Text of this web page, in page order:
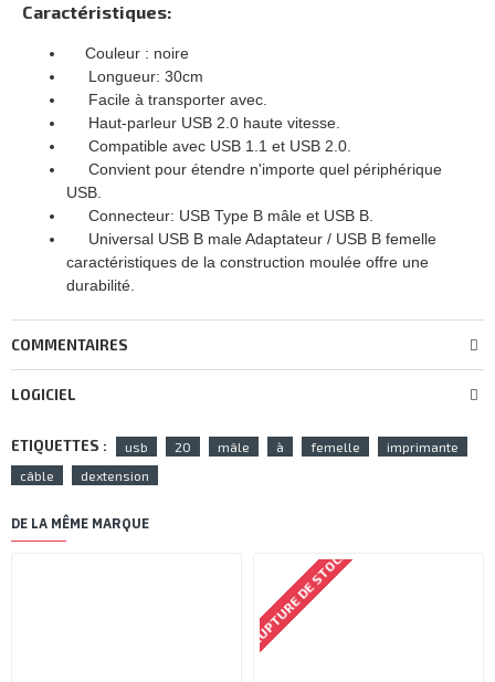
Caractéristiques:
Couleur : noire
Longueur: 30cm
Facile à transporter avec.
Haut-parleur USB 2.0 haute vitesse.
Compatible avec USB 1.1 et USB 2.0.
Convient pour étendre n'importe quel périphérique
USB.
Connecteur: USB Type B mâle et USB B.
Universal USB B male Adaptateur / USB B femelle
caractéristiques de la construction moulée offre une
durabilité.
COMMENTAIRES
LOGICIEL
ETIQUETTES : usb 20 mâle à femelle
imprimante
câble
dextension
DE LA MÊME MARQUE
RUPTURE DE STOCK